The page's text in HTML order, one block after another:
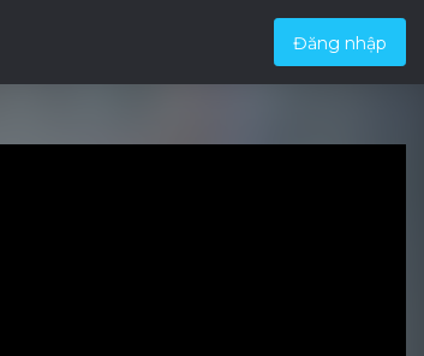
Đăng nhập